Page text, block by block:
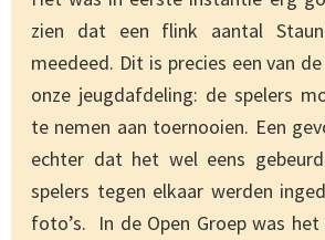
zien dat een flink aantal
meedeed. Dit is precies een van
onze jeugdafdeling: de spelers
te nemen aan toernooien. Een
echter dat het wel eens
spelers tegen elkaar werden
foto’s. In de Open Groep was